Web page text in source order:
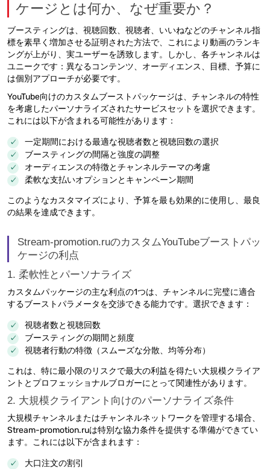
ケージとは何か、なぜ重要か？
ブースティングは、視聴回数、視聴者、いいねなどのチャンネル指
標を素早く増加させる証明された方法で、これにより動画のランキ
ングが上がり、実ユーザーを誘致します。しかし、各チャンネルは
ユニークです：異なるコンテンツ、オーディエンス、目標、予算に
は個別アプローチが必要です。
YouTube向けのカスタムブーストパッケージは、チャンネルの特性
を考慮したパーソナライズされたサービスセットを選択できます。
これには以下が含まれる可能性があります：
一定期間における最適な視聴者数と視聴回数の選択
ブースティングの間隔と強度の調整
オーディエンスの特徴とチャンネルテーマの考慮
柔軟な支払いオプションとキャンペーン期間
このようなカスタマイズにより、予算を最も効果的に使用し、最良
の結果を達成できます。
Stream-promotion.ruのカスタムYouTubeブーストパッ
ケージの利点
1. 柔軟性とパーソナライズ
カスタムパッケージの主な利点の1つは、チャンネルに完璧に適合
するブーストパラメータを交渉できる能力です。選択できます：
視聴者数と視聴回数
ブースティングの期間と頻度
視聴者行動の特徴（スムーズな分散、均等分布）
これは、特に最小限のリスクで最大の利益を得たい大規模クライア
ントとプロフェッショナルブロガーにとって関連性があります。
2. 大規模クライアント向けのパーソナライズ条件
大規模チャンネルまたはチャンネルネットワークを管理する場合、
Stream-promotion.ruは特別な協力条件を提供する準備ができてい
ます。これには以下が含まれます：
大口注文の割引